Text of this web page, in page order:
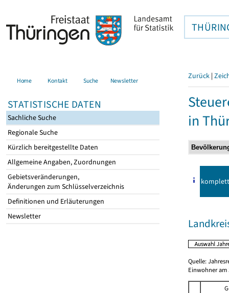
Home Kontakt Suche Newsletter
STATISTISCHE DATEN
Sachliche Suche
Regionale Suche
Kürzlich bereitgestellte Daten
Allgemeine Angaben, Zuordnungen
Gebietsveränderungen,
Änderungen zum Schlüsselverzeichnis
Definitionen und Erläuterungen
Newsletter
Zurück |
in
komplett
Quelle:
Einwohner am